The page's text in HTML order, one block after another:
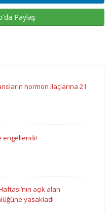
Paylaş
hormon ilaçlarına 21
engellendi!
açık alan
yasakladı